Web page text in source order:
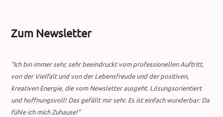
Zum Newsletter
"Ich bin immer sehr, sehr beeindruckt vom professionellen Auftritt,
von der Vielfalt und von der Lebensfreude und der positiven,
kreativen Energie, die vom Newsletter ausgeht. Lösungsorientiert
und hoffnungsvoll! Das gefällt mir sehr. Es ist einfach wunderbar: Da
fühle ich mich Zuhause!"